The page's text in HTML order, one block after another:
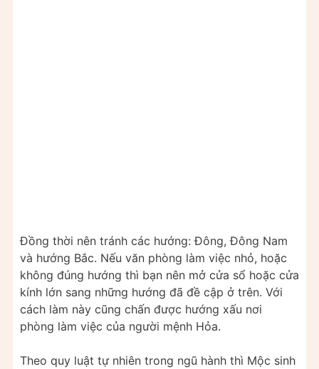
Đồng thời nên tránh các hướng: Đông, Đông Nam
và hướng Bắc. Nếu văn phòng làm việc nhỏ, hoặc
không đúng hướng thì bạn nên mở cửa sổ hoặc cửa
kính lớn sang những hướng đã đề cập ở trên. Với
cách làm này cũng chấn được hướng xấu nơi
phòng làm việc của người mệnh Hỏa.
Theo quy luật tự nhiên trong ngũ hành thì Mộc sinh